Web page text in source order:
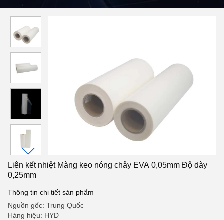
Liên kết nhiệt Màng keo nóng chảy EVA 0,05mm Độ dày
0,25mm
Thông tin chi tiết sản phẩm
Nguồn gốc: Trung Quốc
Hàng hiệu: HYD